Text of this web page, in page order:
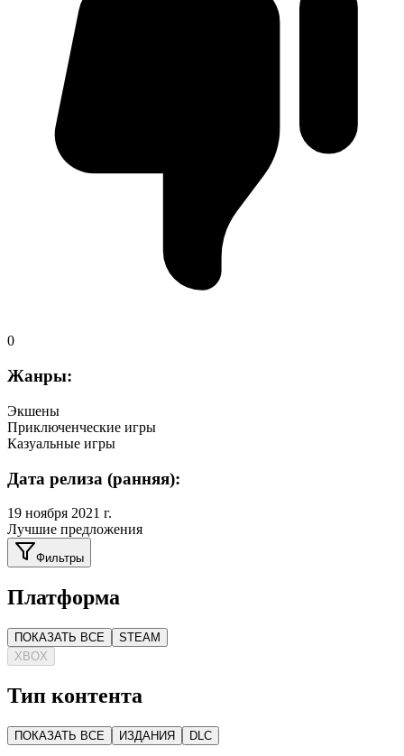
0
Жанры:
Экшены
Приключенческие игры
Казуальные игры
Дата релиза (ранняя):
19 ноября 2021 г.
Лучшие предложения
Фильтры
Платформа
ПОКАЗАТЬ ВСЕ
STEAM
XBOX
Тип контента
ПОКАЗАТЬ ВСЕ ИЗДАНИЯ DLC